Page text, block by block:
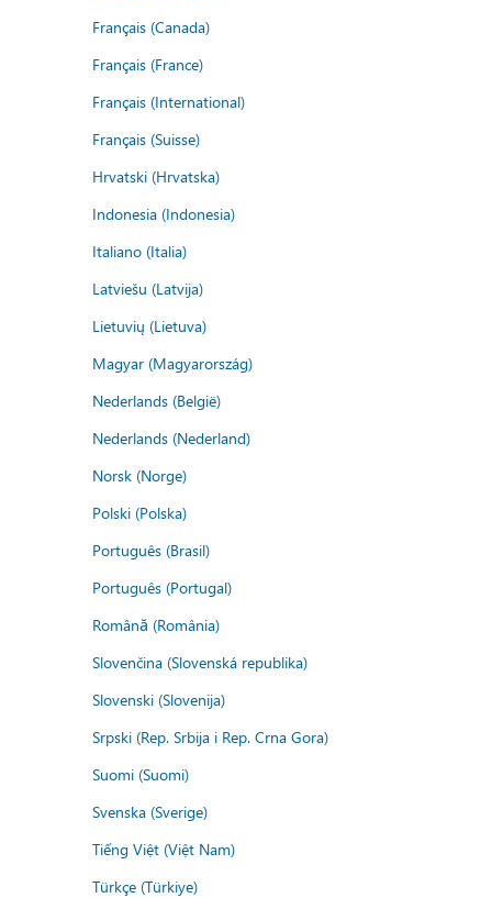
Français (Canada)
Français (France)
Français (International)
Français (Suisse)
Hrvatski (Hrvatska)
Indonesia (Indonesia)
Italiano (Italia)
Latviešu (Latvija)
Lietuvių (Lietuva)
Magyar (Magyarország)
Nederlands (België)
Nederlands (Nederland)
Norsk (Norge)
Polski (Polska)
Português (Brasil)
Português (Portugal)
Română (România)
Slovenčina (Slovenská republika)
Slovenski (Slovenija)
Srpski (Rep. Srbija i Rep. Crna Gora)
Suomi (Suomi)
Svenska (Sverige)
Tiếng Việt (Việt Nam)
Türkçe (Türkiye)